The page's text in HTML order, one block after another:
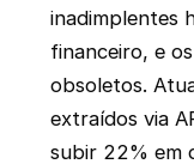
inadimplentes
financeiro, e
obsoletos.
extraídos via
subir 22% em